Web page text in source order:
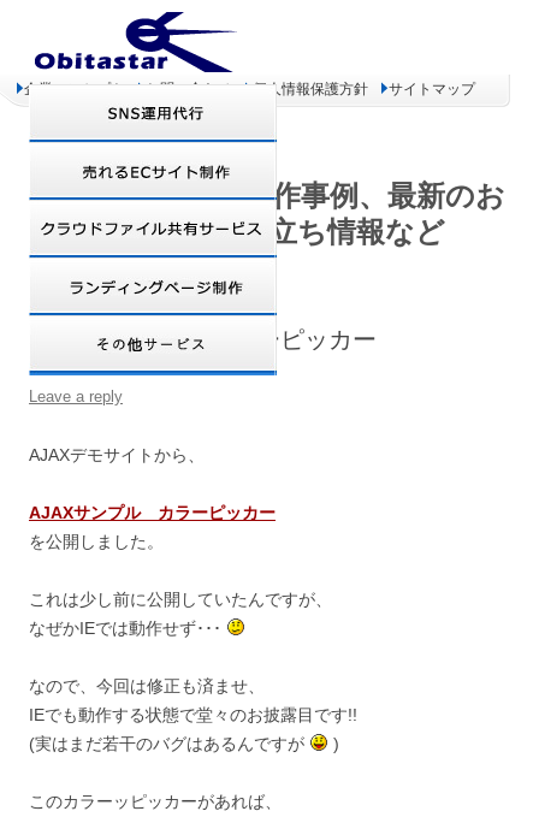
企業コンセプト お問い合わせ 個人情報保護方針 サイトマップ
オビタスター 制作事例、最新のお
得情報、お役立ち情報など
AJAXサンプル カラーピッカー
Leave a reply
AJAXデモサイトから、
AJAXサンプル カラーピッカー
を公開しました。
これは少し前に公開していたんですが、
なぜかIEでは動作せず･･･
なので、今回は修正も済ませ、
IEでも動作する状態で堂々のお披露目です!!
(実はまだ若干のバグはあるんですが
)
このカラーッピッカーがあれば、